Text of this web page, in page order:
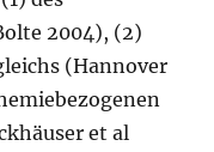
2004), (2)
(Hannover
et al